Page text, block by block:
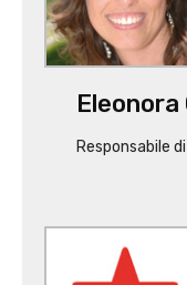
Eleonora
Responsabile